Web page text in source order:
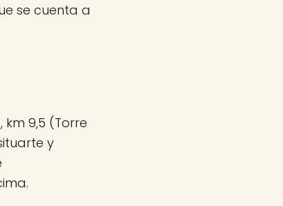
se cuenta a
9,5 (Torre
y